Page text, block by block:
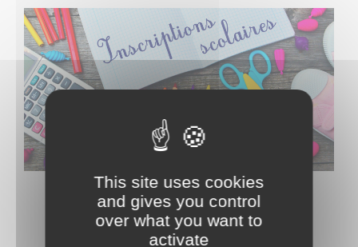
This site uses cookies
and gives you control
over what you want to
activate